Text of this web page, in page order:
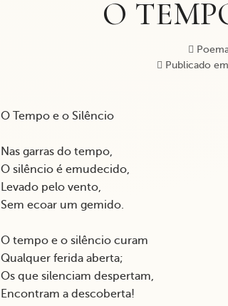
O
Publicado
O Tempo e o Silêncio
Nas garras do tempo,
O silêncio é emudecido,
Levado pelo vento,
Sem ecoar um gemido.
O tempo e o silêncio curam
Qualquer ferida aberta;
Os que silenciam despertam,
Encontram a descoberta!